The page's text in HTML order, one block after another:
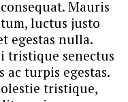
Mauris
luctus justo
egestas nulla.
tristique senectus
ac turpis egestas.
tristique,